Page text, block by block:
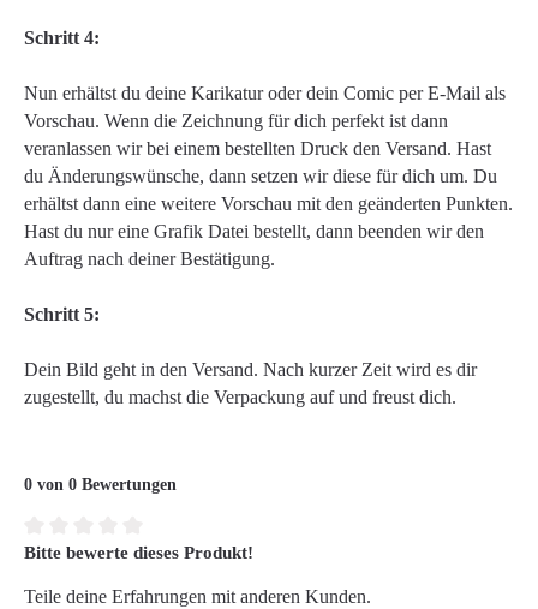
Schritt 4:
Nun erhältst du deine Karikatur oder dein Comic per E-Mail als
Vorschau. Wenn die Zeichnung für dich perfekt ist dann
veranlassen wir bei einem bestellten Druck den Versand. Hast
du Änderungswünsche, dann setzen wir diese für dich um. Du
erhältst dann eine weitere Vorschau mit den geänderten Punkten.
Hast du nur eine Grafik Datei bestellt, dann beenden wir den
Auftrag nach deiner Bestätigung.
Schritt 5:
Dein Bild geht in den Versand. Nach kurzer Zeit wird es dir
zugestellt, du machst die Verpackung auf und freust dich.
0 von 0 Bewertungen
Durchschnittliche Bewertung von 0 von 5 Sternen
Bitte bewerte dieses Produkt!
Teile deine Erfahrungen mit anderen Kunden.